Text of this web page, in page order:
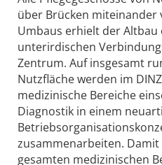
über Brücken miteinander
Umbaus erhielt der Altbau
unterirdischen
Zentrum. Auf insgesamt
Nutzfläche werden im
medizinische Bereiche
Diagnostik in einem
zusammenarbeiten.
gesamten medizinischen